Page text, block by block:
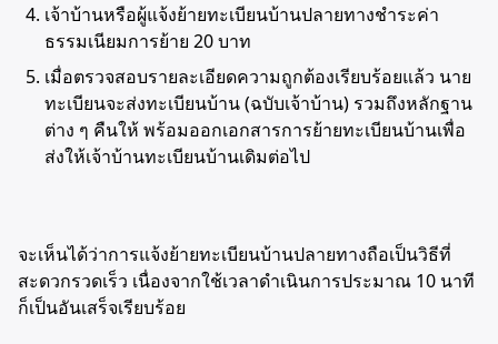
เจ้าบ้านหรือผู้แจ้งย้ายทะเบียนบ้านปลายทางชำระค่า
ธรรมเนียมการย้าย 20 บาท
เมื่อตรวจสอบรายละเอียดความถูกต้องเรียบร้อยแล้ว นาย
ทะเบียนจะส่งทะเบียนบ้าน (ฉบับเจ้าบ้าน) รวมถึงหลักฐาน
ต่าง ๆ คืนให้ พร้อมออกเอกสารการย้ายทะเบียนบ้านเพื่อ
ส่งให้เจ้าบ้านทะเบียนบ้านเดิมต่อไป
จะเห็นได้ว่าการแจ้งย้ายทะเบียนบ้านปลายทางถือเป็นวิธีที่
สะดวกรวดเร็ว เนื่องจากใช้เวลาดำเนินการประมาณ 10 นาที
ก็เป็นอันเสร็จเรียบร้อย